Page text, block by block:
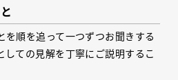
を順を追って一つずつお聞きする
しての見解を丁寧にご説明するこ